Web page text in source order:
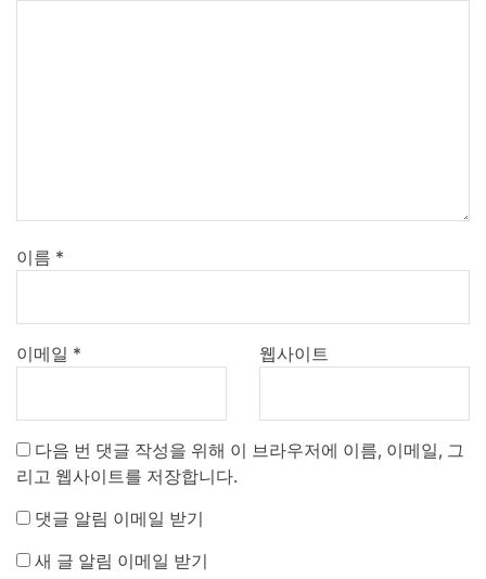
이름 *
이메일 * 웹사이트
다음 번 댓글 작성을 위해 이 브라우저에 이름, 이메일, 그
리고 웹사이트를 저장합니다.
댓글 알림 이메일 받기
새 글 알림 이메일 받기